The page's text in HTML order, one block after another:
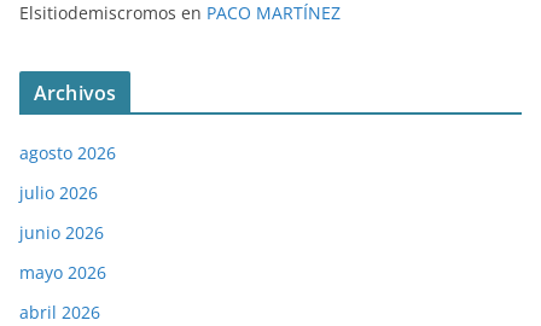
Elsitiodemiscromos en PACO MARTÍNEZ
Archivos
agosto 2026
julio 2026
junio 2026
mayo 2026
abril 2026